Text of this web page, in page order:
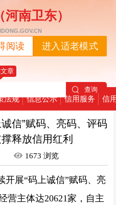
南卫东）
进入适老模式
阅读
章
法规 信息公示 信用服务 信
信”赋码、亮码、评码
释放信用红利
1673 浏览
开展“码上诚信”赋码、亮
营主体达20621家，自主